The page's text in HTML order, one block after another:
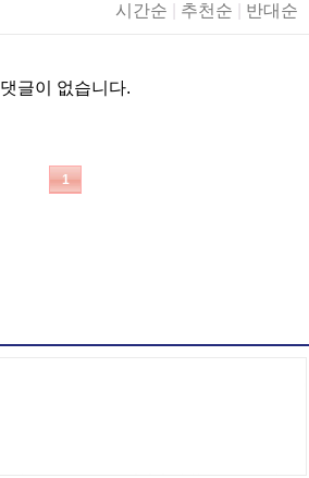
시간순 추천순 반대순
댓글이 없습니다.
1